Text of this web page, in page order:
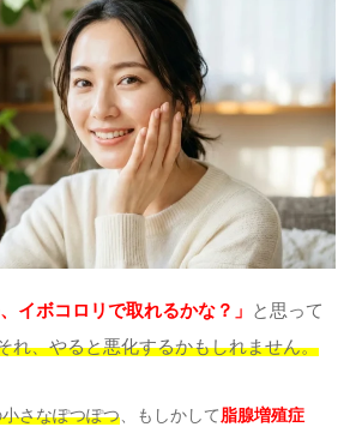
イボコロリで取れるかな？」 と思って
れ、やると悪化するかもしれません。
さなぽつぽつ、もしかして脂腺増殖症